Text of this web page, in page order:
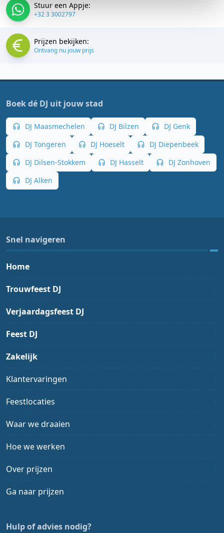
Stuur een Appje:
+32 3 3002797
Prijzen bekijken:
Ontvang nu jouw prijs
Boek dé DJ uit jouw stad
DJ Maasmechelen DJ Bilzen
DJ Genk
DJ Tongeren
DJ Hoeselt
DJ Diepenbeek
DJ Dilsen-Stokkem
DJ Hasselt
DJ Zonhoven
DJ Alken
Snel navigeren
Home
Trouwfeest DJ
Verjaardagsfeest DJ
Feest DJ
Zakelijk
Klantervaringen
Feestlocaties
Waar we draaien
Hoe we werken
Over prijzen
Ga naar prijzen
Hulp of advies nodig?